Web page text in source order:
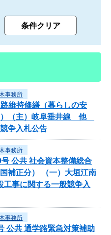
事務所
維持修繕（暮らしの安
）（主）岐阜垂井線 他
争入札公告
事務所
公共 社会資本整備総合
補正分） （一）大垣江南
工事に関する一般競争入
事務所
公共 通学路緊急対策補助